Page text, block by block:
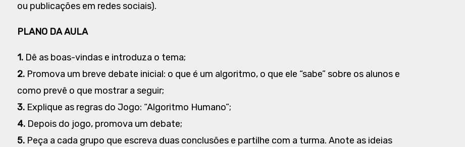
ou publicações em redes sociais).
PLANO DA AULA
1. Dê as boas-vindas e introduza o tema;
2. Promova um breve debate inicial: o que é um algoritmo, o que ele “sabe” sobre os alunos e
como prevê o que mostrar a seguir;
3. Explique as regras do Jogo: “Algoritmo Humano”;
4. Depois do jogo, promova um debate;
5. Peça a cada grupo que escreva duas conclusões e partilhe com a turma. Anote as ideias